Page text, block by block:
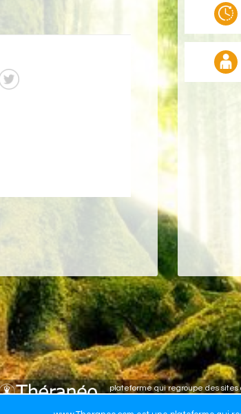
plateforme qui regroupe des
Créer mon site de thérapeute -